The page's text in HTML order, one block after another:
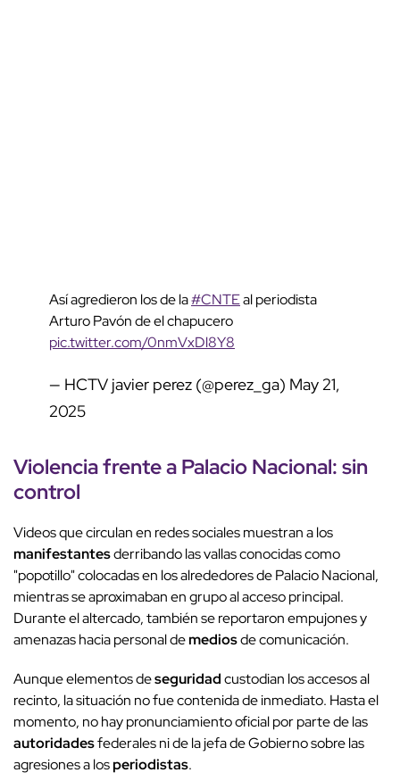
Así agredieron los de la#CNTEal periodista
Arturo Pavón de el chapucero
pic.twitter.com/0nmVxDl8Y8
— HCTV javier perez (@perez_ga) May 21,
2025
Violencia frente a Palacio Nacional: sin
control
Videos que circulan en redes sociales muestran a los
manifestantesderribando las vallas conocidas como
"popotillo" colocadas en los alrededores de Palacio Nacional,
mientras se aproximaban en grupo al acceso principal.
Durante el altercado, también se reportaron empujones y
amenazas hacia personal demediosde comunicación.
Aunque elementos deseguridadcustodian los accesos al
recinto, la situación no fue contenida de inmediato. Hasta el
momento, no hay pronunciamiento oficial por parte de las
autoridadesfederales ni de la jefa de Gobierno sobre las
agresiones a losperiodistas.